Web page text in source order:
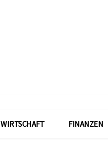
WIRTSCHAFT FINANZEN